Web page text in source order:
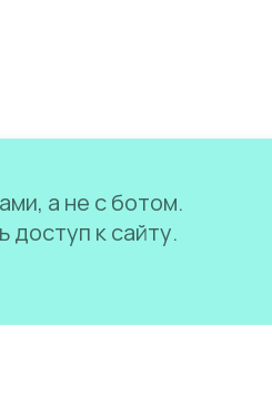
а не с ботом.
доступ к сайту.